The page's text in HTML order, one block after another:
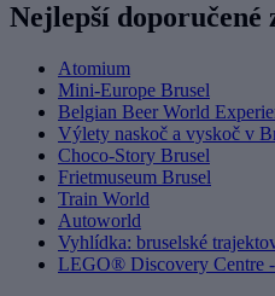
Nejlepší
Atomium
Mini-Europe Brusel
Belgian Beer World
Výlety naskoč a vyskoč v
Choco-Story Brusel
Frietmuseum Brusel
Train World
Autoworld
Vyhlídka: bruselské
LEGO® Discovery Centre